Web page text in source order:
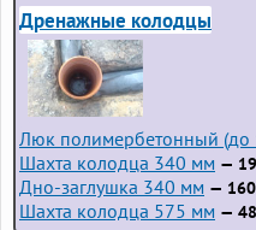
Дренажные колодцы
Люк полимербетонный (до
Шахта колодца 340 мм —
Дно-заглушка 340 мм —
Шахта колодца 575 мм —